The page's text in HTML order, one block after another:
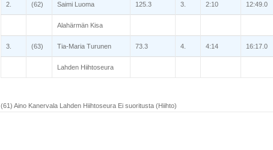
2. (62) Saimi Luoma 125.3 3. 2:10 12:49.0
Alahärmän Kisa
3. (63) Tia-Maria Turunen 73.3 4. 4:14 16:17.0
Lahden Hiihtoseura
(61) Aino Kanervala Lahden Hiihtoseura Ei suoritusta (Hiihto)